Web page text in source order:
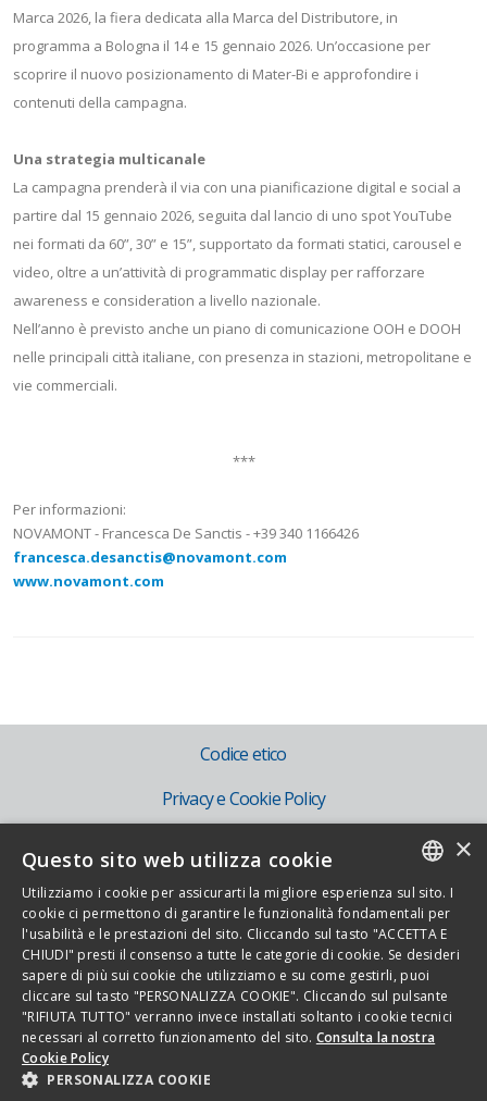
Marca 2026, la fiera dedicata alla Marca del Distributore, in
programma a Bologna il 14 e 15 gennaio 2026. Un’occasione per
scoprire il nuovo posizionamento di Mater-Bi e approfondire i
contenuti della campagna.
Una strategia multicanale
La campagna prenderà il via con una pianificazione digital e social a
partire dal 15 gennaio 2026, seguita dal lancio di uno spot YouTube
nei formati da 60”, 30” e 15”, supportato da formati statici, carousel e
video, oltre a un’attività di programmatic display per rafforzare
awareness e consideration a livello nazionale.
Nell’anno è previsto anche un piano di comunicazione OOH e DOOH
nelle principali città italiane, con presenza in stazioni, metropolitane e
vie commerciali.
***
Per informazioni:
NOVAMONT - Francesca De Sanctis - +39 340 1166426
francesca.desanctis@novamont.com
www.novamont.com
Codice etico
Privacy e Cookie Policy
IT
EN
Copyright 2026 - Novamont S.p.A. - Via G. Fauser 8, 28100 Novara - Italia -
Tel. 0321.699.611
Tutti i diritti riservati - P.Iva IT01593330036 - Cod.fisc. 08526630150
ITALIAN
ENGLISH
×
Questo sito web utilizza cookie
Utilizziamo i cookie per assicurarti la migliore esperienza sul sito. I
cookie ci permettono di garantire le funzionalità fondamentali per
l'usabilità e le prestazioni del sito. Cliccando sul tasto "ACCETTA E
CHIUDI" presti il consenso a tutte le categorie di cookie. Se desideri
sapere di più sui cookie che utilizziamo e su come gestirli, puoi
cliccare sul tasto "PERSONALIZZA COOKIE". Cliccando sul pulsante
"RIFIUTA TUTTO" verranno invece installati soltanto i cookie tecnici
necessari al corretto funzionamento del sito. Consulta la nostra
Cookie Policy
PERSONALIZZA COOKIE